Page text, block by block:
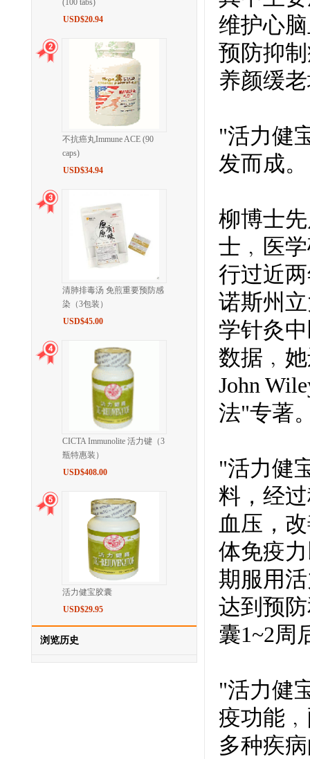
(100 tabs)
USD$20.94
不抗癌丸Immune ACE (90
caps)
USD$34.94
清肺排毒汤 免煎重要预防感
染（3包装）
USD$45.00
CICTA Immunolite 活力键（3
瓶特惠装）
USD$408.00
活力健宝胶囊
USD$29.95
浏览历史
维护心
预防抑
养颜缓
"活力健
发而成。
柳博士
士﹐医
行过近
诺斯州
学针灸
数据﹐
John
法"专著
"活力健
料，经
血压，
体免疫
期服用
达到预
囊1~2周
"活力健
疫功能
多种疾